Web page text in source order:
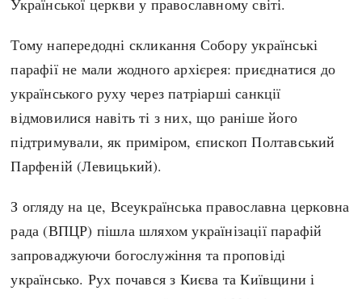
Тому напередодні скликання Собору українські
парафії не мали жодного архієрея: приєднатися до
українського руху через патріарші санкції
відмовилися навіть ті з них, що раніше його
підтримували, як приміром, єпископ Полтавський
Парфеній (Левицький).
З огляду на це, Всеукраїнська православна церковна
рада (ВПЦР) пішла шляхом українізації парафій
запроваджуючи богослужіння та проповіді
українсько. Рух почався з Києва та Київщини і